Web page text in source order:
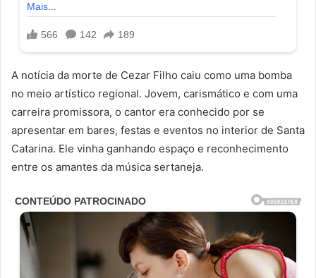
A notícia da morte de Cezar Filho caiu como uma bomba
no meio artístico regional. Jovem, carismático e com uma
carreira promissora, o cantor era conhecido por se
apresentar em bares, festas e eventos no interior de Santa
Catarina. Ele vinha ganhando espaço e reconhecimento
entre os amantes da música sertaneja.